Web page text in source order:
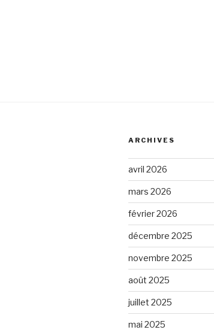
ARCHIVES
avril 2026
mars 2026
février 2026
décembre 2025
novembre 2025
août 2025
juillet 2025
mai 2025